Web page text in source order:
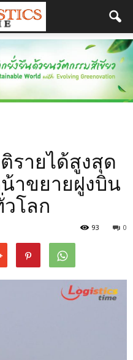
รายได้สูงสุด
าขยายฝูงบิน
โลก
0
93